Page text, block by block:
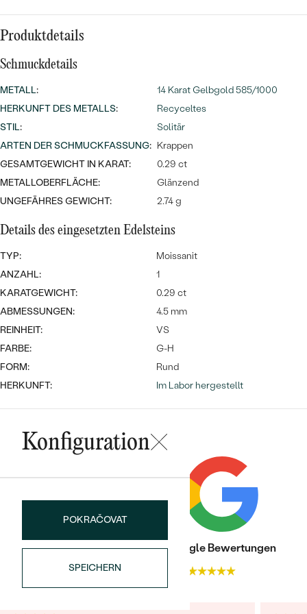
Wave Kollektion
ANSEHEN
NACH DER FORM
DIAMANTEN
Bestseller
ANSEHEN
Ohrrinnge
Personalisierte
Halsketten
ANSEHEN
Meistverkaufte
Ringe
ANSEHEN
Produktdetails
Schmuckdetails
METALL:
14 Karat Gelbgold 585/1000
HERKUNFT DES METALLS:
Recyceltes
STIL:
Solitär
ARTEN DER SCHMUCKFASSUNG: Krappen
GESAMTGEWICHT IN KARAT:
0.29 ct
METALLOBERFLÄCHE:
Glänzend
UNGEFÄHRES GEWICHT:
2.74 g
Details des eingesetzten Edelsteins
TYP:
Moissanit
ANZAHL:
1
KARATGEWICHT:
0.29 ct
ABMESSUNGEN:
4.5 mm
REINHEIT:
VS
FARBE:
G-H
FORM:
Rund
HERKUNFT:
Im Labor hergestellt
Konfiguration
POKRAČOVAT
SPEICHERN
Trusted shop BewertungenGoogle Bewertungen